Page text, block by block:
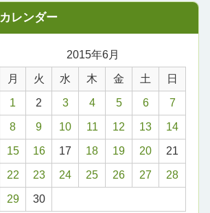
2015年6月
月 火 水 木 金 土 日
1 2 3 4 5 6 7
8 9 10 11 12 13 14
15 16 17 18 19 20 21
22 23 24 25 26 27 28
29 30